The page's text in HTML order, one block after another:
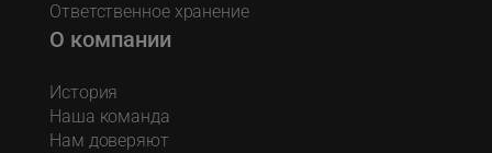
Ответственное хранение
О компании
История
Наша команда
Нам доверяют